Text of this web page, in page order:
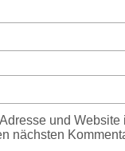
und Website
nächsten